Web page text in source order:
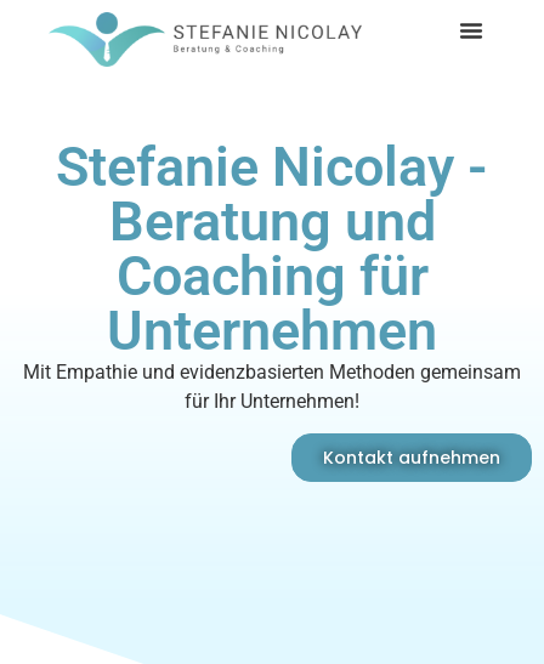
Stefanie Nicolay -
Beratung und
Coaching für
Unternehmen
Mit Empathie und evidenzbasierten Methoden gemeinsam
für Ihr Unternehmen!
Kontakt aufnehmen